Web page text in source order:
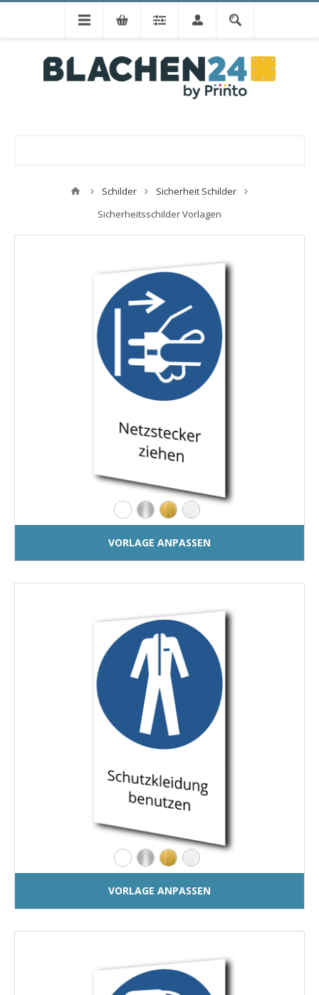
Schilder
Sicherheit Schilder
Sicherheitsschilder Vorlagen
VORLAGE ANPASSEN
VORLAGE ANPASSEN